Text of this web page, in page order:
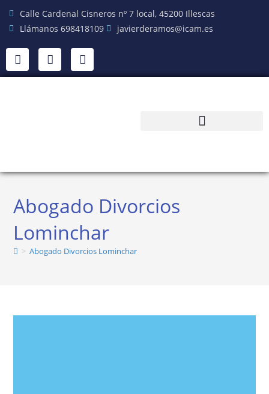
Calle Cardenal Cisneros nº 7 local, 45200 Illescas
Llámanos 698418109
javierderamos@icam.es
Abogado Divorcios
Lominchar
> Abogado Divorcios Lominchar